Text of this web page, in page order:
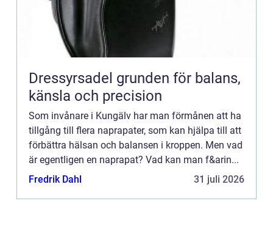
Dressyrsadel grunden för balans,
känsla och precision
Som invånare i Kungälv har man förmånen att ha
tillgång till flera naprapater, som kan hjälpa till att
förbättra hälsan och balansen i kroppen. Men vad
är egentligen en naprapat? Vad kan man f&arin...
Fredrik Dahl
31 juli 2026